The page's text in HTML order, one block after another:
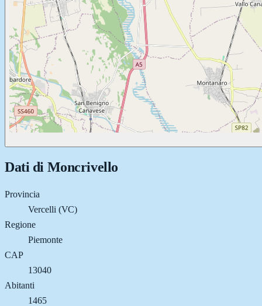
Dati di Moncrivello
Provincia
Vercelli (VC)
Regione
Piemonte
CAP
13040
Abitanti
1465